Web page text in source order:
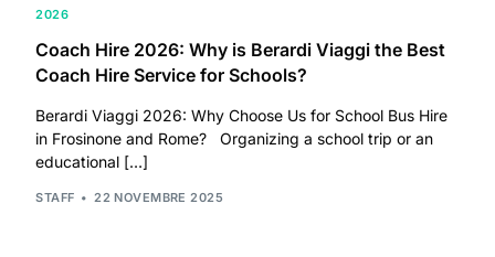
2026
Coach Hire 2026: Why is Berardi Viaggi the Best
Coach Hire Service for Schools?
Berardi Viaggi 2026: Why Choose Us for School Bus Hire
in Frosinone and Rome? Organizing a school trip or an
educational […]
STAFF 22 NOVEMBRE 2025